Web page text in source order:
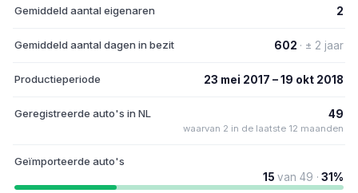
Gemiddeld aantal eigenaren 2
Gemiddeld aantal dagen in bezit 602 · ± 2 jaar
Productieperiode 23 mei 2017 – 19 okt 2018
Geregistreerde auto's in NL 49
waarvan 2 in de laatste 12 maanden
Geïmporteerde auto's
15 van 49 · 31%